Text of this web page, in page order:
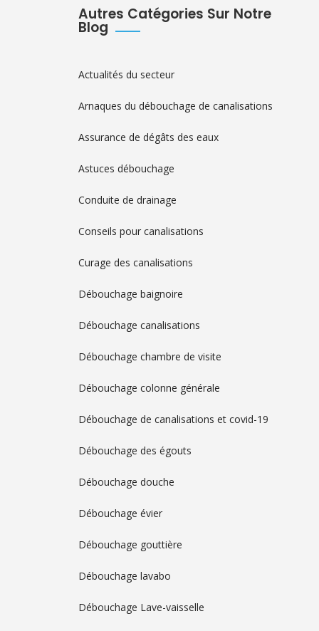
Autres Catégories Sur Notre
Blog
Actualités du secteur
Arnaques du débouchage de canalisations
Assurance de dégâts des eaux
Astuces débouchage
Conduite de drainage
Conseils pour canalisations
Curage des canalisations
Débouchage baignoire
Débouchage canalisations
Débouchage chambre de visite
Débouchage colonne générale
Débouchage de canalisations et covid-19
Débouchage des égouts
Débouchage douche
Débouchage évier
Débouchage gouttière
Débouchage lavabo
Débouchage Lave-vaisselle